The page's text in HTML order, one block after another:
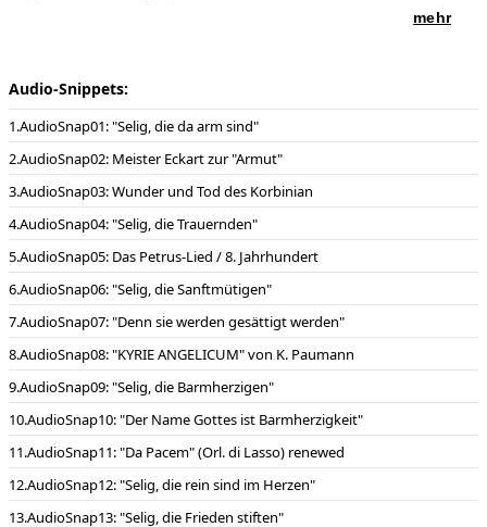
Audio-Snippets:
AudioSnap01: "Selig, die da arm sind"
AudioSnap02: Meister Eckart zur "Armut"
AudioSnap03: Wunder und Tod des Korbinian
AudioSnap04: "Selig, die Trauernden"
AudioSnap05: Das Petrus-Lied / 8. Jahrhundert
AudioSnap06: "Selig, die Sanftmütigen"
AudioSnap07: "Denn sie werden gesättigt werden"
AudioSnap08: "KYRIE ANGELICUM" von K. Paumann
AudioSnap09: "Selig, die Barmherzigen"
AudioSnap10: "Der Name Gottes ist Barmherzigkeit"
AudioSnap11: "Da Pacem" (Orl. di Lasso) renewed
AudioSnap12: "Selig, die rein sind im Herzen"
AudioSnap13: "Selig, die Frieden stiften"
Nr. 1 Prolog: KORBINIAN – SUCHEN IN DER STILLE
Nr. 4 SELIG, DIE TRAUERNDEN…
Nr. 5 Interludium: UNSER TROHTIN HAT FARSALT… (Petrus-Lied,
8. Jahrhundert)
Nr. 6 SELIG DIE SANFTMÜTIGEN…
Nr. 7 Interludium: Streit und Kriege seit 1300 Jahren
Nr. 8 SELIG, DIE HUNGERN UND DÜRSTEN…
Nr. 9 Interludium: „KYRIE ANGELICUM“ nach Konrad Paumann
(1410 – München 1473)
Nr. 10 SELIG, DIE BARMHERZIGEN…
Nr. 11 Interludium „DA PACEM“ nach Orlando di Lasso (1532 –
München 1594)
Nr. 12 SELIG, DIE REIN SIND IM HERZEN…
Nr. 13 Interludium: IN MEMORIAM 1940-1945 DIE ZERSTÖRUNG
MÜNCHENS
Nr. 14 SELIG, DIE FRIEDEN STIFTEN…
Nr. 15 Interludium: BLUTZEUGEN UND MÄRTYRER – IN
MEMORIAM KZ DACHAU
Nr. 16 SELIG, DIE VERFOLGT WERDEN…
Nr. 17 FREUT EUCH UND JUBELT (Matth. 6, 11-12)
Dauer:50 Minuten
Notenausgabe:Strube Musikverlag München , 2024
Besetzung:
Sopran-Solo, Bariton-Solo und Chor (S A T B, großer
mehr